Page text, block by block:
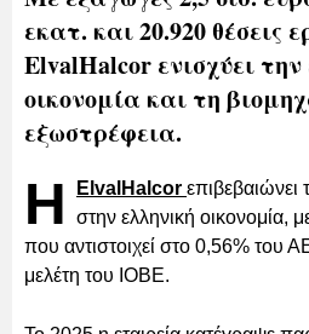
εκατ. και 20.920 θέσεις
ElvalHalcor ενισχύει την
οικονομία και τη
εξωστρέφεια.
Η ElvalHalcor επιβεβαιώνει
στην ελληνική οικονομία,
που αντιστοιχεί στο 0,56% του
μελέτη του ΙΟΒΕ.